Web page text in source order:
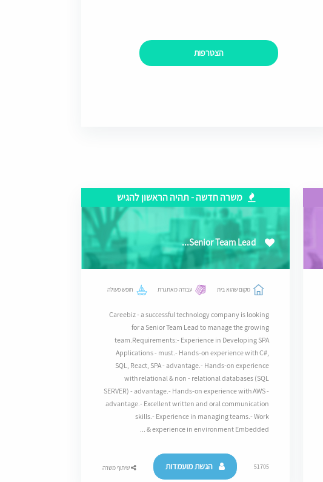
הצטרפות
משרה חדשה - תהיה הראשון להגיש
Senior Team Lead...
מקום שהוא בית עבודה מאתגרת חופש פעולה
Careebiz - a successful technology company is looking
for a Senior Team Lead to manage the growing
team.Requirements:- Experience in Developing SPA
Applications - must.- Hands-on experience with C#,
SQL, React, SPA - advantage.- Hands-on experience
with relational & non - relational databases (SQL
SERVER) - advantage.- Hands-on experience with AWS -
advantage.- Excellent written and oral communication
skills.- Experience in managing teams.- Work
experience in environment Embedded & ...
51705 הגשת מועמדות שיתוף משרה